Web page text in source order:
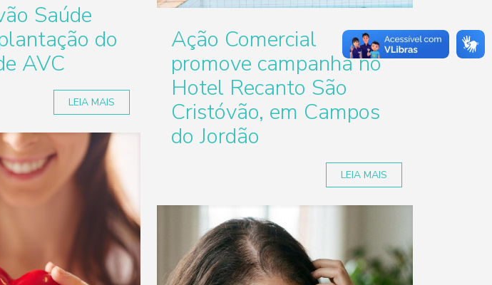
Saúde
do
AVC
LEIA MAIS
Ação Comercial
promove campanha no
Hotel Recanto São
Cristóvão, em Campos
do Jordão
LEIA MAIS